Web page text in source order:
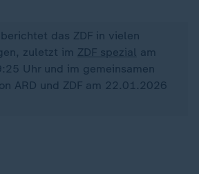
das ZDF in vielen
zuletzt im ZDF spezial am
Uhr und im gemeinsamen
ARD und ZDF am 22.01.2026